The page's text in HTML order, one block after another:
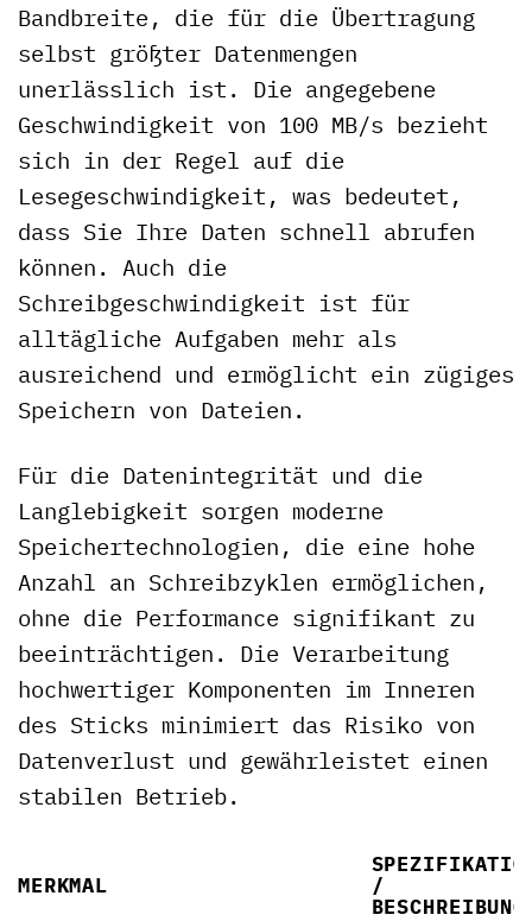
Bandbreite, die für die Übertragung
selbst größter Datenmengen
unerlässlich ist. Die angegebene
Geschwindigkeit von 100 MB/s bezieht
sich in der Regel auf die
Lesegeschwindigkeit, was bedeutet,
dass Sie Ihre Daten schnell abrufen
können. Auch die
Schreibgeschwindigkeit ist für
alltägliche Aufgaben mehr als
ausreichend und ermöglicht ein zügiges
Speichern von Dateien.
Für die Datenintegrität und die
Langlebigkeit sorgen moderne
Speichertechnologien, die eine hohe
Anzahl an Schreibzyklen ermöglichen,
ohne die Performance signifikant zu
beeinträchtigen. Die Verarbeitung
hochwertiger Komponenten im Inneren
des Sticks minimiert das Risiko von
Datenverlust und gewährleistet einen
stabilen Betrieb.
MERKMAL /
BESCHREIBUNG